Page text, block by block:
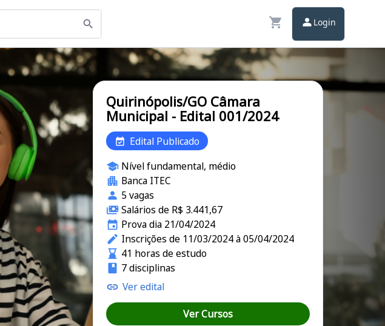
Login
Quirinópolis/GO Câmara
Municipal - Edital 001/2024
Edital Publicado
Nível fundamental, médio
Banca ITEC
5 vagas
Salários de R$ 3.441,67
Prova dia 21/04/2024
Inscrições de 11/03/2024 à 05/04/2024
41 horas de estudo
7 disciplinas
Ver edital
Ver Cursos